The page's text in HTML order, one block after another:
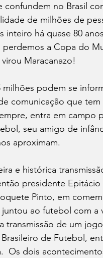
confundem no Brasil
de milhões de
inteiro há quase 80
perdemos a Copa do
Maracanazo!
podem se
comunicação que
entra em
seu amigo de
aproximam.
e histórica
presidente Epitácio
Pinto, em
ao futebol com a
transmissão de um
de Futebol,
Os dois